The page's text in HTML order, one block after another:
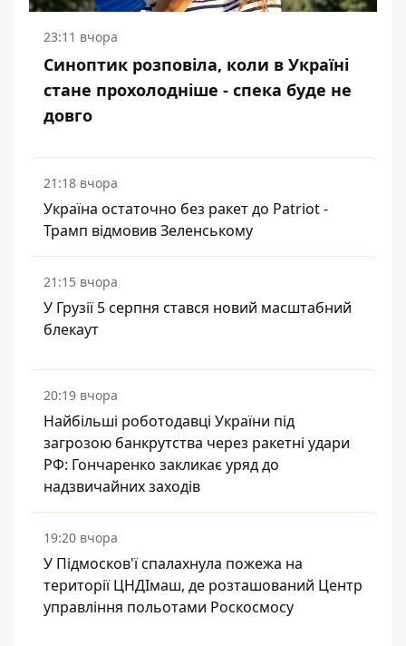
23:11 вчора
Синоптик розповіла, коли в Україні
стане прохолодніше - спека буде не
довго
21:18 вчора
Україна остаточно без ракет до Patriot -
Трамп відмовив Зеленському
21:15 вчора
У Грузії 5 серпня стався новий масштабний
блекаут
20:19 вчора
Найбільші роботодавці України під
загрозою банкрутства через ракетні удари
РФ: Гончаренко закликає уряд до
надзвичайних заходів
19:20 вчора
У Підмосков'ї спалахнула пожежа на
території ЦНДІмаш, де розташований Центр
управління польотами Роскосмосу